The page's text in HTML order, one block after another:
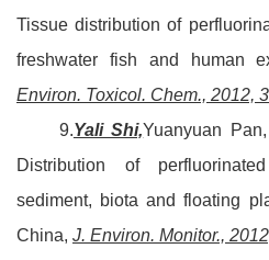
Tissue distribution of
freshwater fish and human
Environ. Toxicol. Chem., 2012,
9.Yali Shi,Yuanyuan
Distribution of
sediment, biota and floating
China, J. Environ. Monitor.,